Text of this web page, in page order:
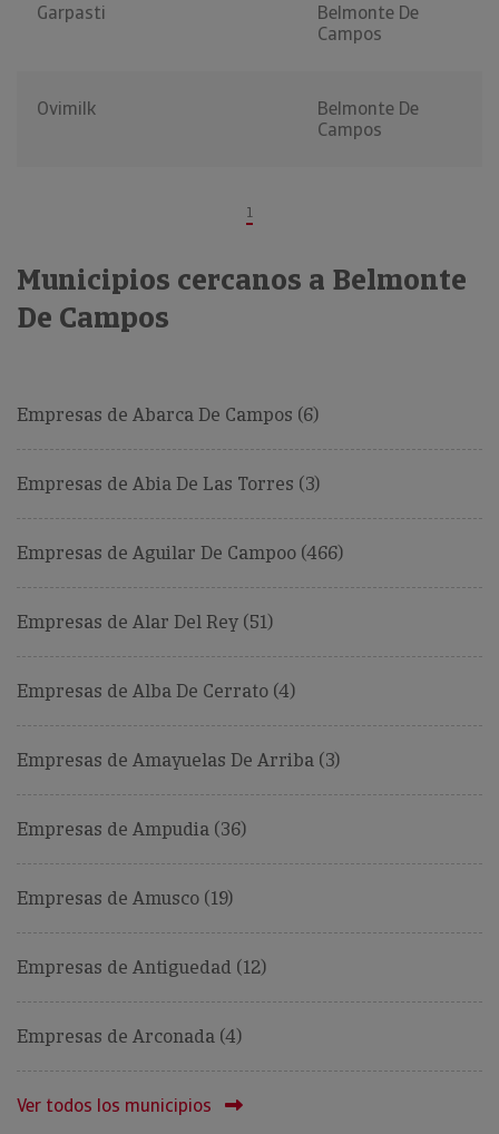
Garpasti
Belmonte De
Campos
Ovimilk
Belmonte De
Campos
1
Municipios cercanos a Belmonte
De Campos
Empresas de Abarca De Campos (6)
Empresas de Abia De Las Torres (3)
Empresas de Aguilar De Campoo (466)
Empresas de Alar Del Rey (51)
Empresas de Alba De Cerrato (4)
Empresas de Amayuelas De Arriba (3)
Empresas de Ampudia (36)
Empresas de Amusco (19)
Empresas de Antiguedad (12)
Empresas de Arconada (4)
Ver todos los municipios